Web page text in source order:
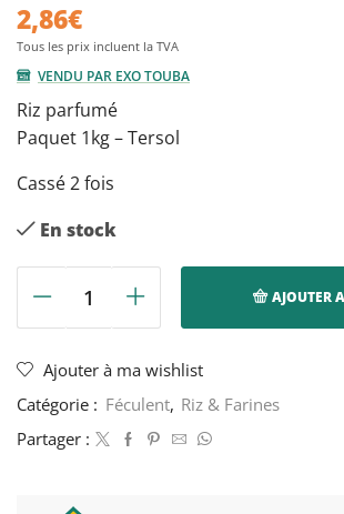
2,86€
VENDU PAR EXO TOUBA
Riz parfumé
Paquet 1kg – Tersol
Cassé 2 fois
En stock
quantité
de
parfumé
cassé
(2x)
AJOUTER
Ajouter à ma wishlist
Catégorie : Féculent, Riz & Farines
Partager :